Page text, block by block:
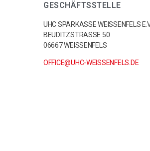
GESCHÄFTSSTELLE
UHC SPARKASSE WEISSENFELS
BEUDITZSTRASSE 50
06667 WEISSENFELS
OFFICE@UHC-WEISSENFELS.DE